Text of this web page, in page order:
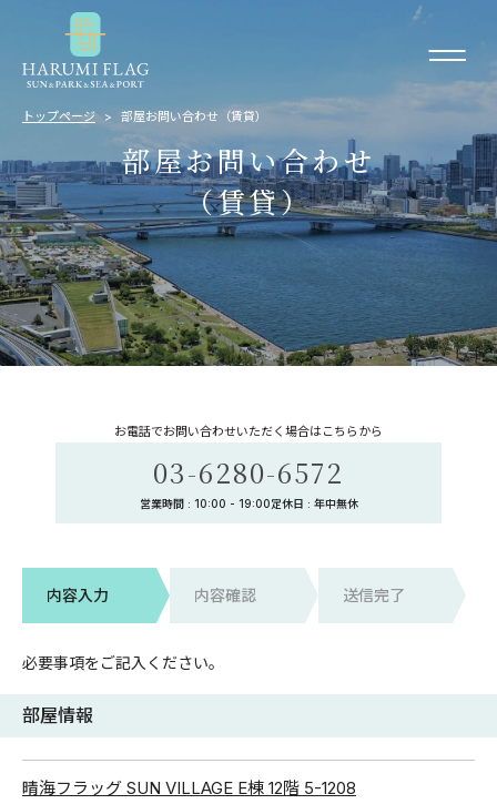
トップページ 部屋お問い合わせ（賃貸）
部屋お問い合わせ
（賃貸）
お電話でお問い合わせいただく場合はこちらから
03-6280-6572
営業時間 : 10:00 - 19:00定休日 : 年中無休
内容入力 内容確認 送信完了
必要事項をご記入ください。
部屋情報
晴海フラッグ SUN VILLAGE E棟 12階 5-1208